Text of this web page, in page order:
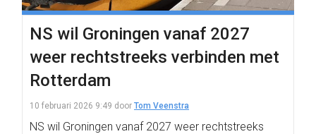
NS wil Groningen vanaf 2027
weer rechtstreeks verbinden met
Rotterdam
10 februari 2026 9:49 door Tom Veenstra
NS wil Groningen vanaf 2027 weer rechtstreeks